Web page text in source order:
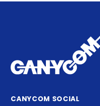
CANYCOM SOCIAL